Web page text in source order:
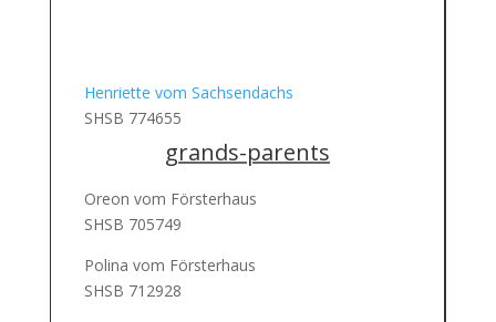
Henriette vom Sachsendachs
SHSB 774655
grands-parents
Oreon vom Försterhaus
SHSB 705749
Polina vom Försterhaus
SHSB 712928